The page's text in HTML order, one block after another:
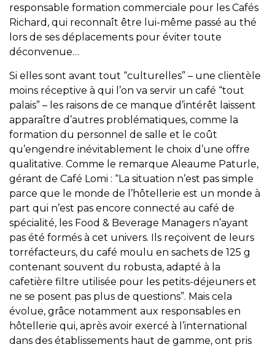
responsable formation commerciale pour les Cafés
Richard, qui reconnaît être lui-même passé au thé
lors de ses déplacements pour éviter toute
déconvenue…
Si elles sont avant tout “culturelles” – une clientèle
moins réceptive à qui l’on va servir un café “tout
palais” – les raisons de ce manque d’intérêt laissent
apparaître d’autres problématiques, comme la
formation du personnel de salle et le coût
qu’engendre inévitablement le choix d’une offre
qualitative. Comme le remarque Aleaume Paturle,
gérant de Café Lomi : “La situation n’est pas simple
parce que le monde de l’hôtellerie est un monde à
part qui n’est pas encore connecté au café de
spécialité, les Food & Beverage Managers n’ayant
pas été formés à cet univers. Ils reçoivent de leurs
torréfacteurs, du café moulu en sachets de 125 g
contenant souvent du robusta, adapté à la
cafetière filtre utilisée pour les petits-déjeuners et
ne se posent pas plus de questions”. Mais cela
évolue, grâce notamment aux responsables en
hôtellerie qui, après avoir exercé à l’international
dans des établissements haut de gamme, ont pris